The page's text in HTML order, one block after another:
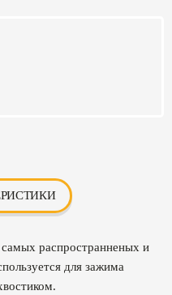
распространненых и
для зажима